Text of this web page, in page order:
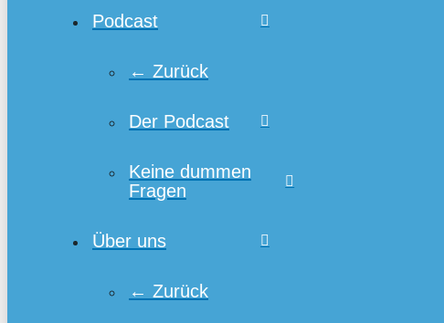
Podcast
← Zurück
Der Podcast
Keine dummen
Fragen
Über uns
← Zurück